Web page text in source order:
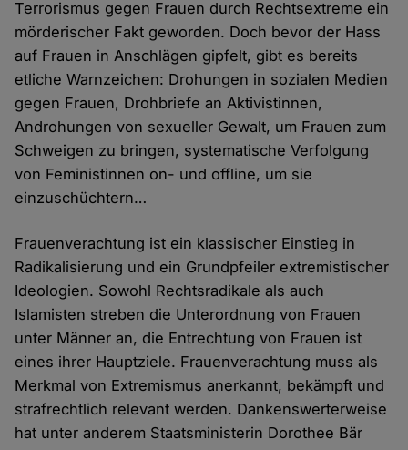
Terrorismus gegen Frauen durch Rechtsextreme ein
mörderischer Fakt geworden. Doch bevor der Hass
auf Frauen in Anschlägen gipfelt, gibt es bereits
etliche Warnzeichen: Drohungen in sozialen Medien
gegen Frauen, Drohbriefe an Aktivistinnen,
Androhungen von sexueller Gewalt, um Frauen zum
Schweigen zu bringen, systematische Verfolgung
von Feministinnen on- und offline, um sie
einzuschüchtern…
Frauenverachtung ist ein klassischer Einstieg in
Radikalisierung und ein Grundpfeiler extremistischer
Ideologien. Sowohl Rechtsradikale als auch
Islamisten streben die Unterordnung von Frauen
unter Männer an, die Entrechtung von Frauen ist
eines ihrer Hauptziele. Frauenverachtung muss als
Merkmal von Extremismus anerkannt, bekämpft und
strafrechtlich relevant werden. Dankenswerterweise
hat unter anderem Staatsministerin Dorothee Bär